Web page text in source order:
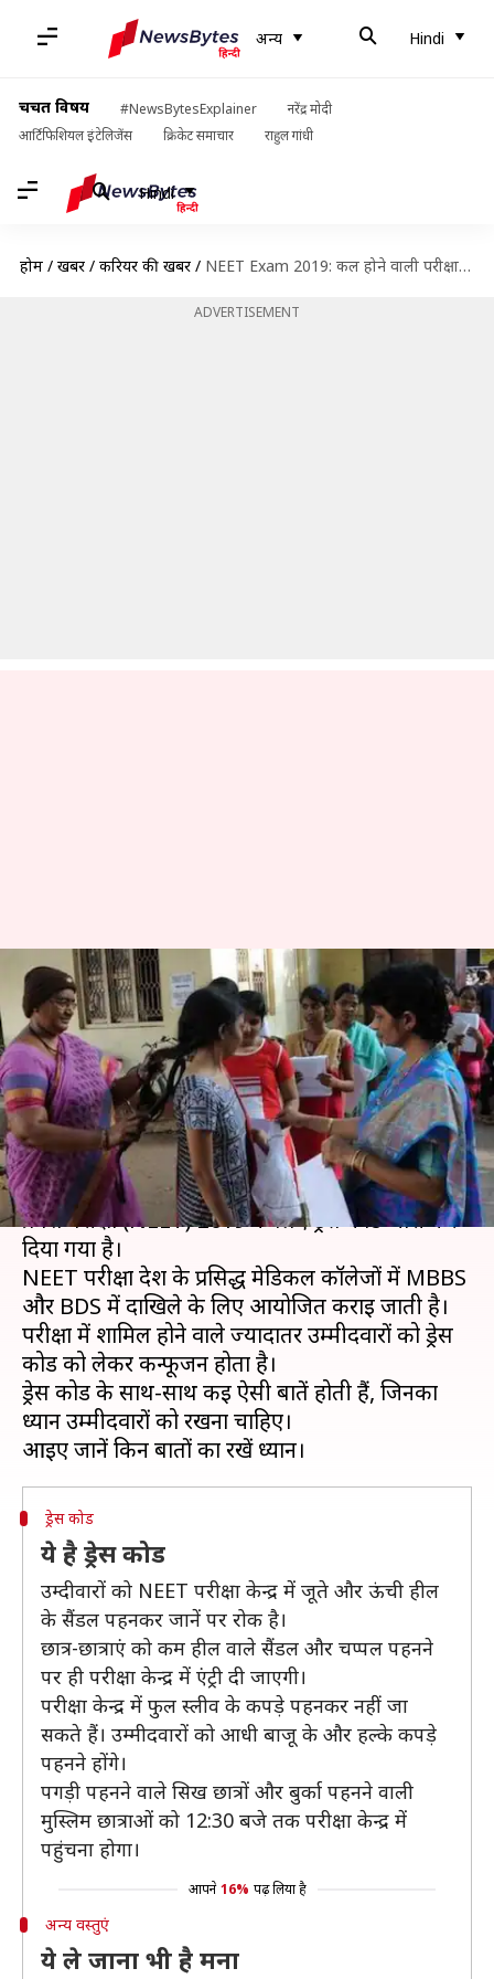
अन्य Hindi
चर्चित विषय #NewsBytesExplainer
नरेंद्र मोदी
आर्टिफिशियल इंटेलिजेंस
क्रिकेट समाचार राहुल गांधी
Hindi
होम / खबरें / करियर की खबरें / NEET Exam 2019: कल होने वाली परीक्षा के लिए ये है ड्रेस कोड, जानें अन्य बातें
ADVERTISEMENT
NEET Exam 2019: कल होने वाली
परीक्षा के लिए ये है ड्रेस कोड, जानें अन्य
बातें
लेखन मोना दीक्षित May 04, 2019 03:59 pm
क्या है खबर?
कल यानी 05 मई, 2019 को होने वाली राष्ट्रीय पात्रता सह
प्रवेश परीक्षा (NEET) 2019 के लिए ड्रेस कोड जारी कर
दिया गया है।
NEET परीक्षा देश के प्रसिद्ध मेडिकल कॉलेजों में MBBS
और BDS में दाखिले के लिए आयोजित कराई जाती है।
परीक्षा में शामिल होने वाले ज्यादातर उम्मीदवारों को ड्रेस
कोड को लेकर कन्फूजन होता है।
ड्रेस कोड के साथ-साथ कई ऐसी बातें होती हैं, जिनका
ध्यान उम्मीदवारों को रखना चाहिए।
ड्रेस कोड
ये है ड्रेस कोड
उम्दीवारों को NEET परीक्षा केन्द्र में जूते और ऊंची हील
के सैंडल पहनकर जानें पर रोक है।
छात्र-छात्राएं को कम हील वाले सैंडल और चप्पल पहनने
पर ही परीक्षा केन्द्र में एंट्री दी जाएगी।
परीक्षा केन्द्र में फुल स्लीव के कपड़े पहनकर नहीं जा
सकते हैं। उम्मीदवारों को आधी बाजू के और हल्के कपड़े
पहनने होंगे।
पगड़ी पहनने वाले सिख छात्रों और बुर्का पहनने वाली
मुस्लिम छात्राओं को 12:30 बजे तक परीक्षा केन्द्र में
पहुंचना होगा।
आपने 16% पढ़ लिया है
अन्य वस्तुएं
ये ले जाना भी है मना